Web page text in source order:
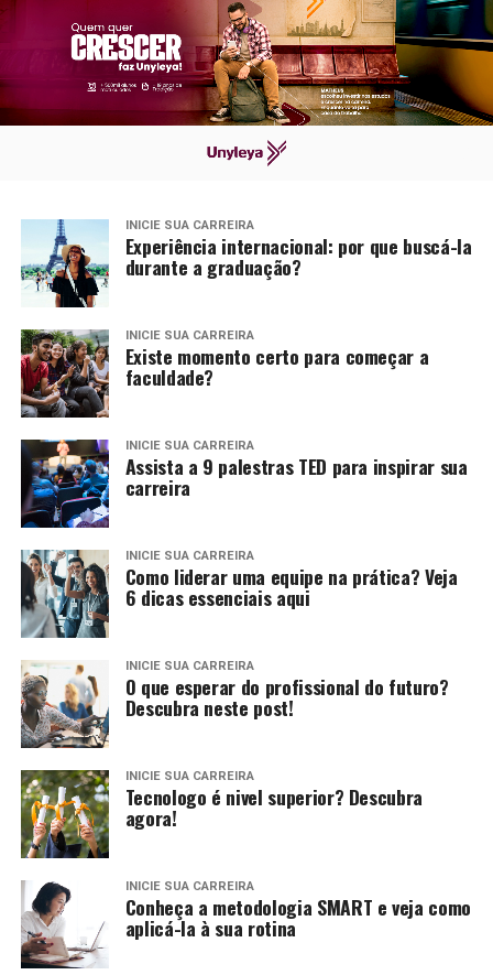
INICIE SUA CARREIRA
Experiência internacional: por que buscá-la
durante a graduação?
INICIE SUA CARREIRA
Existe momento certo para começar a
faculdade?
INICIE SUA CARREIRA
Assista a 9 palestras TED para inspirar sua
carreira
INICIE SUA CARREIRA
Como liderar uma equipe na prática? Veja
6 dicas essenciais aqui
INICIE SUA CARREIRA
O que esperar do profissional do futuro?
Descubra neste post!
INICIE SUA CARREIRA
Tecnologo é nivel superior? Descubra
agora!
INICIE SUA CARREIRA
Conheça a metodologia SMART e veja como
aplicá-la à sua rotina